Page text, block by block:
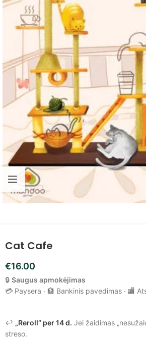
Cat Cafe
€16.00
🔒 Saugus apmokėjimas
💳 Paysera · 🏦 Bankinis pavedimas · 🏬
↩️ „Reroll“ per 14 d. Jei žaidimas
streso.